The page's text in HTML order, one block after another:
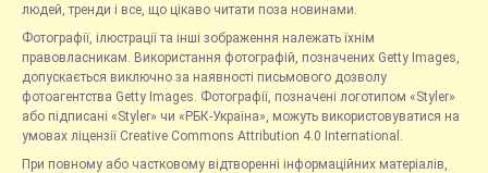
людей, тренди і все, що цікаво читати поза новинами.
Фотографії, ілюстрації та інші зображення належать їхнім
правовласникам. Використання фотографій, позначених Getty Images,
допускається виключно за наявності письмового дозволу
фотоагентства Getty Images. Фотографії, позначені логотипом «Styler»
або підписані «Styler» чи «РБК-Україна», можуть використовуватися на
умовах ліцензії Creative Commons Attribution 4.0 International.
При повному або частковому відтворенні інформаційних матеріалів,